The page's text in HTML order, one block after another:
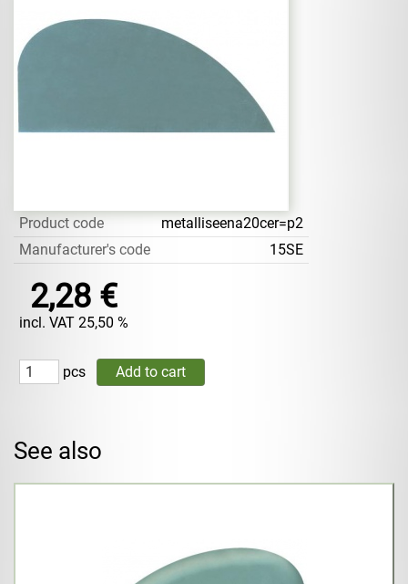
Product code
metalliseena20cer=p2
Manufacturer's code
15SE
2,28 €
incl. VAT 25,50 %
pcs
See also